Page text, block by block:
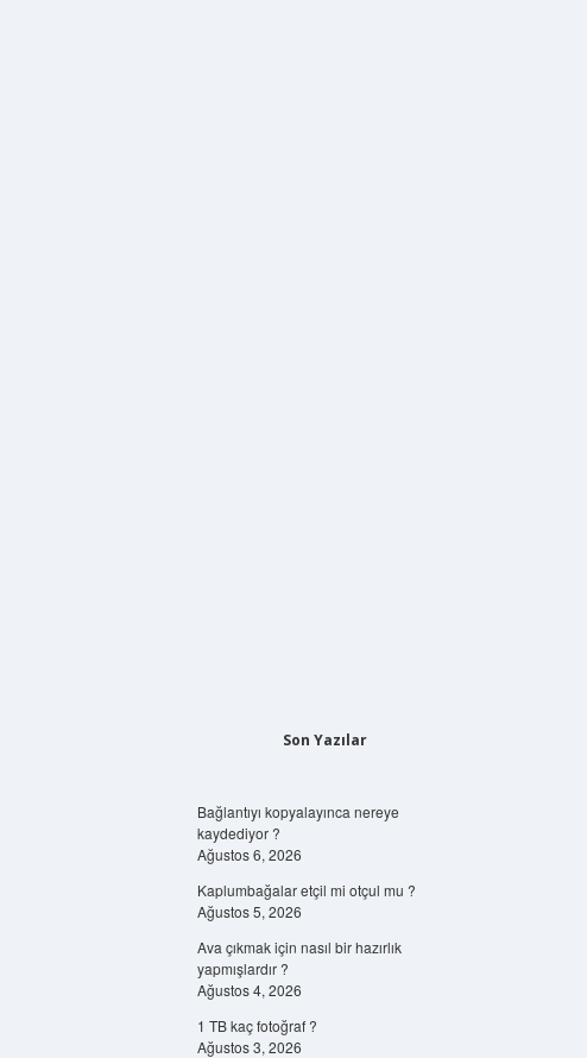
Son Yazılar
Bağlantıyı kopyalayınca nereye
kaydediyor ?
Ağustos 6, 2026
Kaplumbağalar etçil mi otçul mu ?
Ağustos 5, 2026
Ava çıkmak için nasıl bir hazırlık
yapmışlardır ?
Ağustos 4, 2026
1 TB kaç fotoğraf ?
Ağustos 3, 2026